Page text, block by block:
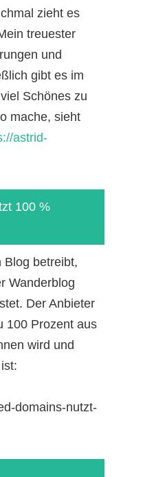
zieht es
treuester
und
gibt es im
Schönes zu
mache, sieht
astrid-
100 %
Blog betreibt,
Wanderblog
Der Anbieter
100 Prozent aus
wird und
domains-nutzt-